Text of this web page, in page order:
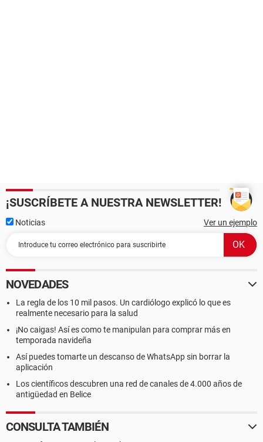
¡SUSCRÍBETE A NUESTRA NEWSLETTER!
Noticias Ver un ejemplo
NOVEDADES
La regla de los 10 mil pasos. Un cardiólogo explicó lo que es
realmente necesario para la salud
¡No caigas! Así es como te manipulan para comprar más en
temporada navideña
Así puedes tomarte un descanso de WhatsApp sin borrar la
aplicación
Los científicos descubren una red de canales de 4.000 años de
antigüedad en Belice
CONSULTA TAMBIÉN